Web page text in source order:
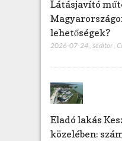
Látásjavító
lehetőségek?
2026-07-24 seditor
Eladó lakás
közelében: